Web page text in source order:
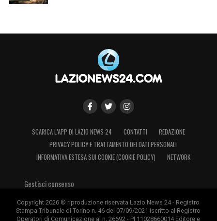
SCARICA L’APP DI LAZIO NEWS 24 CONTATTI
REDAZIONE
PRIVACY POLICY E TRATTAMENTO DEI DATI PERSONALI
INFORMATIVA ESTESA SUI COOKIE (COOKIE POLICY)
NETWORK
Gestisci consenso
Copyright 2026 © riproduzione riservata Lazio News 24 - Registro
Stampa Tribunale di Torino n. 46 del 07/09/2021 Iscritto al Registro
Operatori di Comunicazione al n. 26692 - PI 11028660014 Editore e